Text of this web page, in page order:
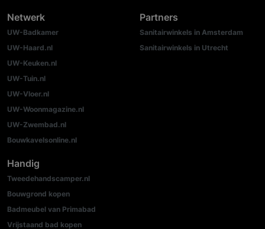
Netwerk
UW-Badkamer
UW-Haard.nl
UW-Keuken.nl
UW-Tuin.nl
UW-Vloer.nl
UW-Woonmagazine.nl
UW-Zwembad.nl
Bouwkavelsonline.nl
Partners
Sanitairwinkels in Amsterdam
Sanitairwinkels in Utrecht
Handig
Tweedehandscamper.nl
Bouwgrond kopen
Badmeubel van Primabad
Vrijstaand bad kopen